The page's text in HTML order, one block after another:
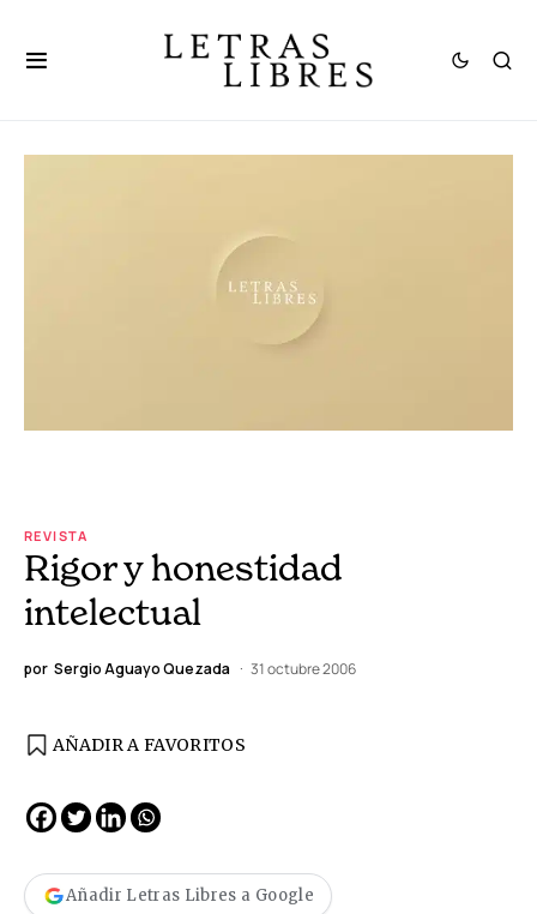
REVISTA
Rigor y honestidad
intelectual
por Sergio Aguayo Quezada 31 octubre 2006
AÑADIR A FAVORITOS
Añadir Letras Libres a Google